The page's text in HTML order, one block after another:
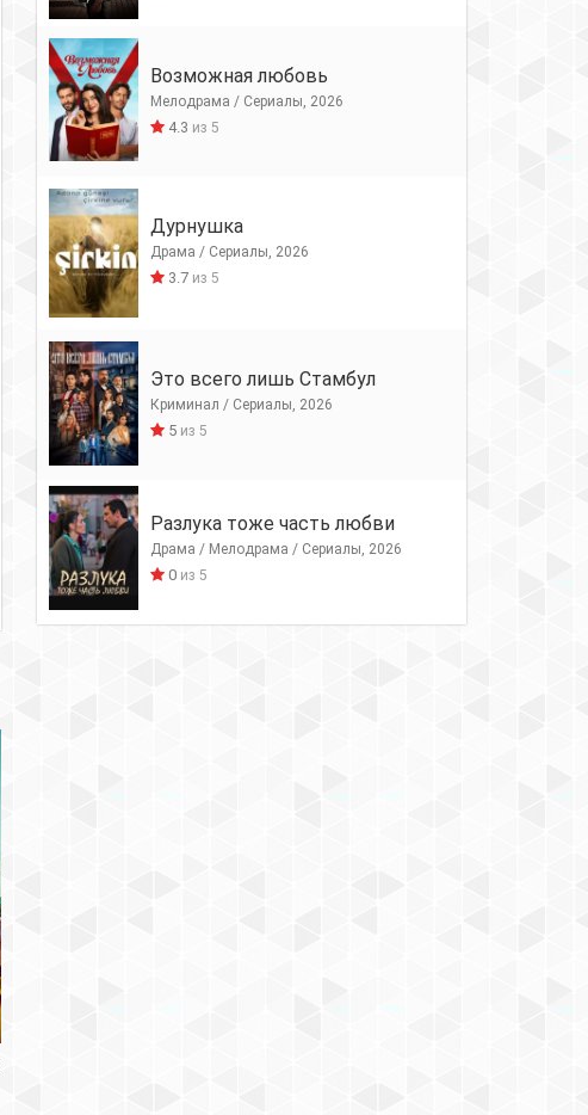
Возможная любовь
Мелодрама / Сериалы, 2026
4.3 из 5
Дурнушка
Драма / Сериалы, 2026
3.7из 5
Это всего лишь Стамбул
Криминал / Сериалы, 2026
5из 5
Разлука тоже часть любви
Драма / Мелодрама / Сериалы, 2026
0из 5